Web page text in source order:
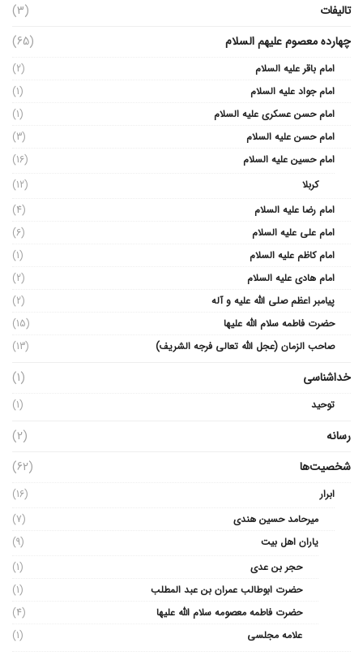
تالیفات
(3)
چهارده معصوم علیهم السلام
(65)
امام باقر علیه السلام
(2)
امام جواد علیه السلام
(1)
امام حسن عسکری علیه السلام
(1)
امام حسن علیه السلام
(3)
امام حسین علیه السلام
(16)
کربلا
(12)
امام رضا علیه السلام
(4)
امام علی علیه السلام
(6)
امام کاظم علیه السلام
(1)
امام هادی علیه السلام
(2)
پیامبر اعظم صلی الله علیه و آله
(2)
حضرت فاطمه سلام الله علیها
(15)
صاحب الزمان (عجل الله تعالی فرجه الشریف)
(13)
خداشناسی (1)
توحید (1)
رسانه
(2)
شخصیت‌ها
(62)
ابرار
(16)
میرحامد حسین هندی
(7)
یاران اهل بیت
(9)
حجر بن عدی
(1)
حضرت ابوطالب عمران بن عبد المطلب
(1)
حضرت فاطمه معصومه سلام الله علیها
(4)
علامه مجلسی
(1)